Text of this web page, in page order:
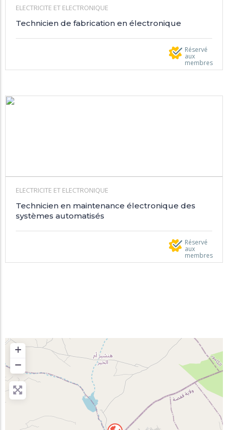
ELECTRICITE ET ELECTRONIQUE
Technicien de fabrication en électronique
Réservé
aux
membres
ELECTRICITE ET ELECTRONIQUE
Technicien en maintenance électronique des
systèmes automatisés
Réservé
aux
membres
+
−